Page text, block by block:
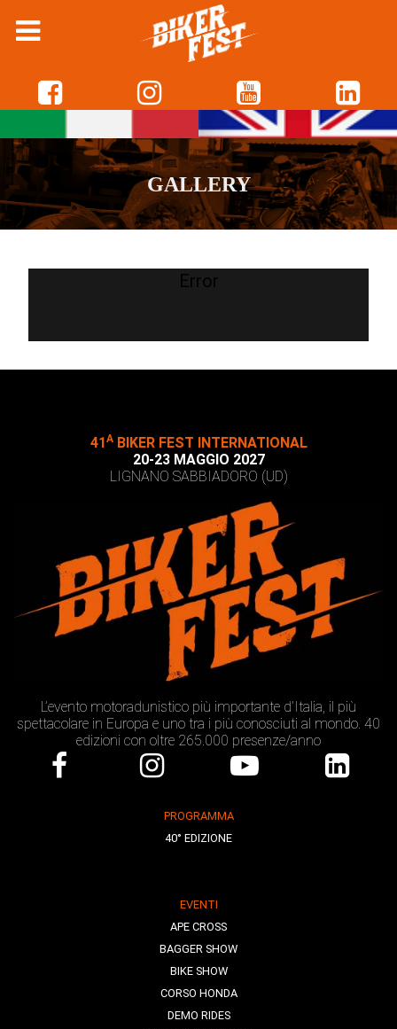
GALLERY
Error
41 ABIKER FEST INTERNATIONAL
20-23 MAGGIO 2027
LIGNANO SABBIADORO (UD)
L’evento motoradunistico più importante d’Italia, il più
spettacolare in Europa e uno tra i più conosciuti al mondo. 40
edizioni con oltre 265.000 presenze/anno
PROGRAMMA
40° EDIZIONE
EVENTI
APE CROSS
BAGGER SHOW
BIKE SHOW
CORSO HONDA
DEMO RIDES